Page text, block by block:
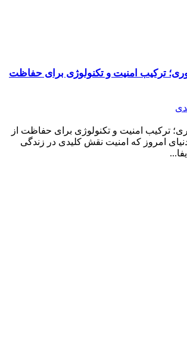
ترکیب امنیت و تکنولوژی برای حفاظت
ترکیب امنیت و تکنولوژی برای حفاظت از
امروز که امنیت نقش کلیدی در زندگی